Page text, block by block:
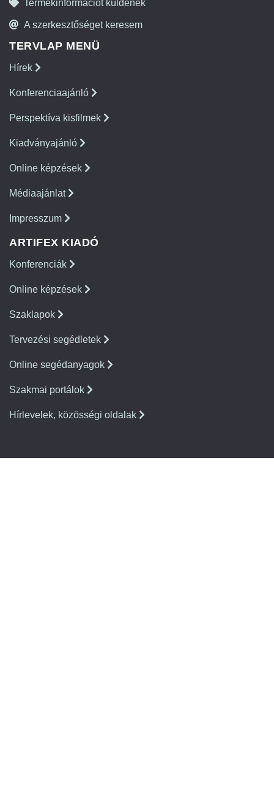
Termékinformációt küldenék
A szerkesztőséget keresem
TERVLAP MENÜ
Hírek
Konferenciaajánló
Perspektíva kisfilmek
Kiadványajánló
Online képzések
Médiaajánlat
Impresszum
ARTIFEX KIADÓ
Konferenciák
Online képzések
Szaklapok
Tervezési segédletek
Online segédanyagok
Szakmai portálok
Hírlevelek, közösségi oldalak